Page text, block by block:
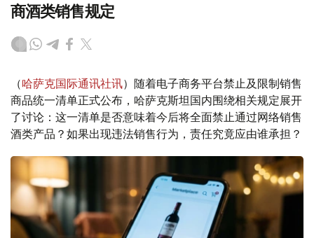
商酒类销售规定
（哈萨克国际通讯社讯）随着电子商务平台禁止及限制销售
商品统一清单正式公布，哈萨克斯坦国内围绕相关规定展开
了讨论：这一清单是否意味着今后将全面禁止通过网络销售
酒类产品？如果出现违法销售行为，责任究竟应由谁承担？